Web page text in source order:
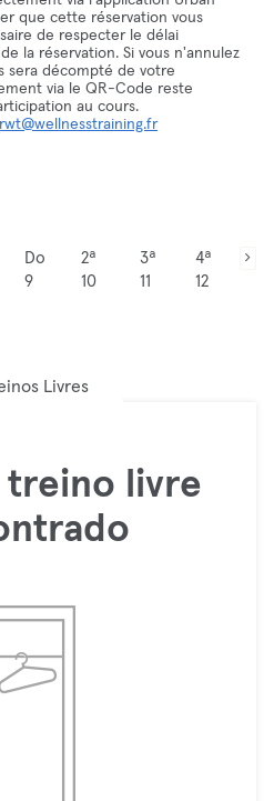
que cette réservation vous
de respecter le délai
la réservation. Si vous n'annulez
sera décompté de votre
via le QR-Code reste
au cours.
Do
9
2ª
10
3ª
11
4ª
12
Livres
treino livre